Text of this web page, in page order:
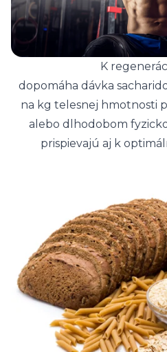
K
dopomáha dávka
na kg telesnej hmotnosti
alebo dlhodobom
prispievajú aj k